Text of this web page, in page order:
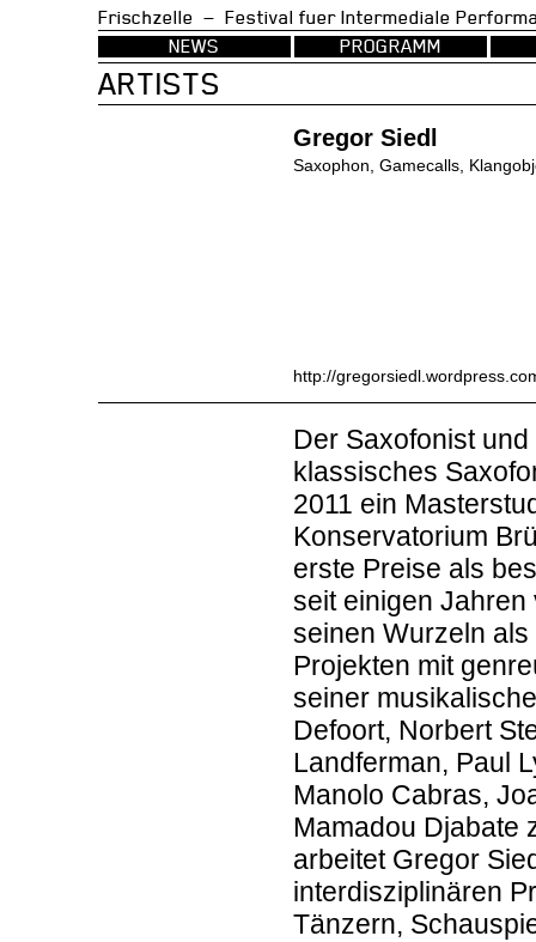
Frischzelle — Festival fuer
NEWS
PROGRAMM
ARTISTS
Gregor Siedl
Saxophon, Gamecalls,
http://
Der Saxofonist
klassisches
2011 ein
Konservatorium
erste Preise als
seit einigen
seinen Wurzeln
Projekten mit
seiner
Defoort, Norbert
Landferman, Paul
Manolo Cabras,
Mamadou Djabate
arbeitet Gregor
interdisziplinären
Tänzern,